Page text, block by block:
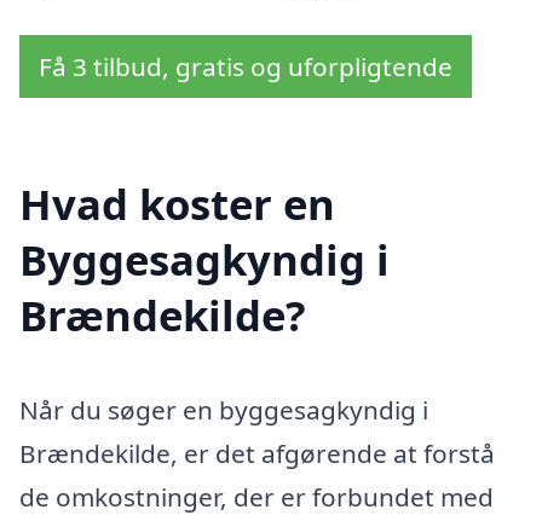
Få 3 tilbud, gratis og uforpligtende
Hvad koster en
Byggesagkyndig i
Brændekilde?
Når du søger en byggesagkyndig i
Brændekilde, er det afgørende at forstå
de omkostninger, der er forbundet med